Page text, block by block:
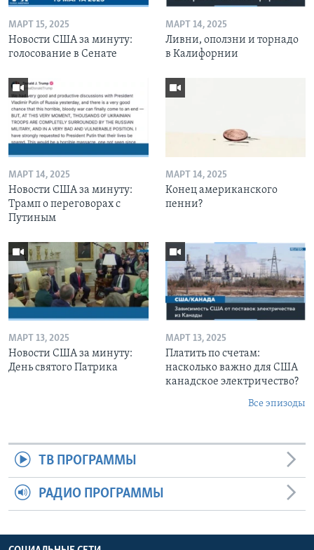
МАРТ 15, 2025
Новости США за минуту:
голосование в Сенате
МАРТ 14, 2025
Ливни, оползни и торнадо
в Калифорнии
МАРТ 14, 2025
Новости США за минуту:
Трамп о переговорах с
Путиным
МАРТ 14, 2025
Конец американского
пенни?
МАРТ 13, 2025
Новости США за минуту:
День святого Патрика
МАРТ 13, 2025
Платить по счетам:
насколько важно для США
канадское электричество?
Все эпизоды
ТВ ПРОГРАММЫ
РАДИО ПРОГРАММЫ